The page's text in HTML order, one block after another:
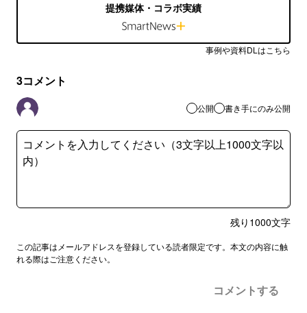
提携媒体・コラボ実績
事例や資料DLはこちら
3コメント
公開 書き手にのみ公開
残り 1000文字
この記事はメールアドレスを登録している読者限定です。本文の内容に触
れる際はご注意ください。
コメントする